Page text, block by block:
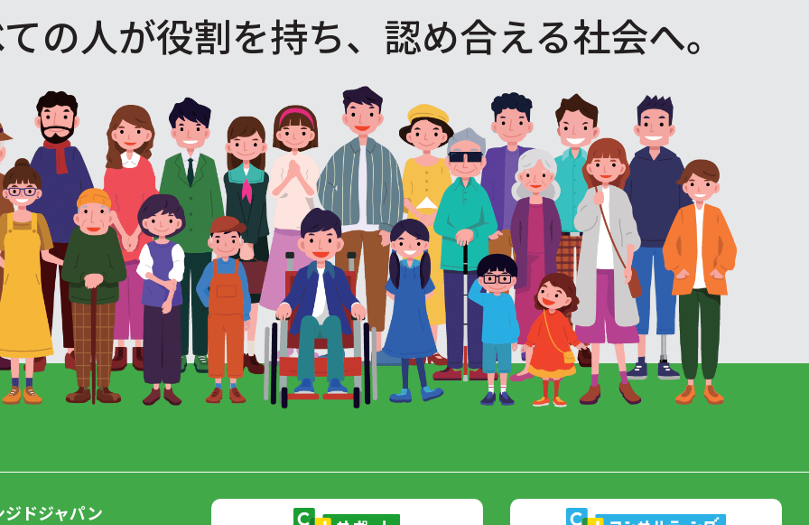
の人が役割を持ち、認め合える社会へ。
ドジャパン